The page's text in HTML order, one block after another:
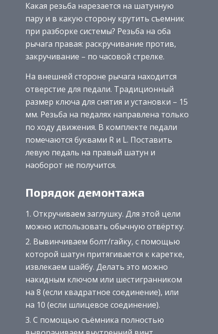
Какая резьба нарезается на шатунную
пару и в какую сторону крутить съемник
при разборке системы? Резьба на оба
рычага правая: раскручивание против,
закручивание – по часовой стрелке.
На внешней стороне рычага находится
отверстие для педали. Традиционный
размер ключа для снятия и установки – 15
мм. Резьба на педалях направлена только
по ходу движения. В комплекте педали
помечаются буквами R и L. Поставить
левую педаль на правый шатун и
наоборот не получится.
Порядок демонтажа
Откручиваем заглушку. Для этой цели
можно использовать обычную отвёртку.
Вывинчиваем болт/гайку, с помощью
которой шатун притягивается к каретке,
извлекаем шайбу. Делать это можно
накидным ключом или шестигранником
на 8 (если квадратное соединение), или
на 10 (если шлицевое соединение).
С помощью съёмника полностью